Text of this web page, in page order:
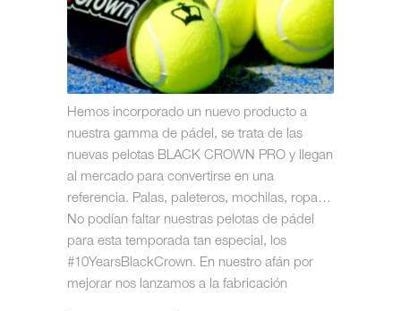
Hemos incorporado un nuevo producto a
nuestra gamma de pádel, se trata de las
nuevas pelotas BLACK CROWN PRO y llegan
al mercado para convertirse en una
referencia. Palas, paleteros, mochilas, ropa…
No podían faltar nuestras pelotas de pádel
para esta temporada tan especial, los
#10YearsBlackCrown. En nuestro afán por
mejorar nos lanzamos a la fabricación